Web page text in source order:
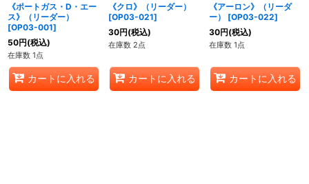
《ポートガス・D・エー
ス》（リーダー）
[OP03-001]
50円(税込)
在庫数 1点
カートに入れる
《クロ》（リーダー）
[OP03-021]
30円(税込)
在庫数 2点
カートに入れる
《アーロン》（リーダ
ー）
[OP03-022]
30円(税込)
在庫数 1点
カートに入れる